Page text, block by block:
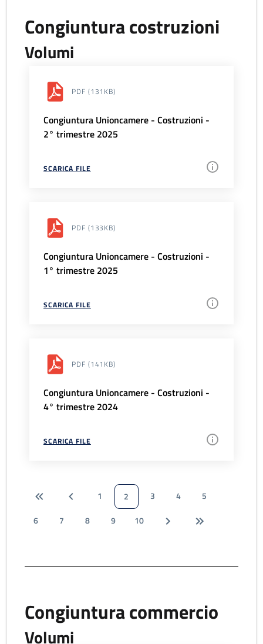
Congiuntura costruzioni
Volumi
PDF (131KB)
Congiuntura Unioncamere - Costruzioni -
2° trimestre 2025
SCARICA FILE
PDF (133KB)
Congiuntura Unioncamere - Costruzioni -
1° trimestre 2025
SCARICA FILE
PDF (141KB)
Congiuntura Unioncamere - Costruzioni -
4° trimestre 2024
SCARICA FILE
1 2 3 4
5
6
7 8 9 10
Congiuntura commercio
Volumi